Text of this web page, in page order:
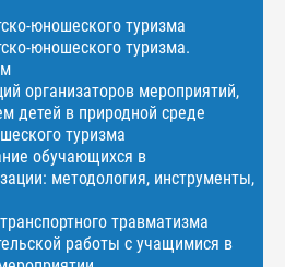
юношеского туризма
юношеского туризма.
организаторов мероприятий,
детей в природной среде
туризма
обучающихся в
методология, инструменты,
травматизма
работы с учащимися в